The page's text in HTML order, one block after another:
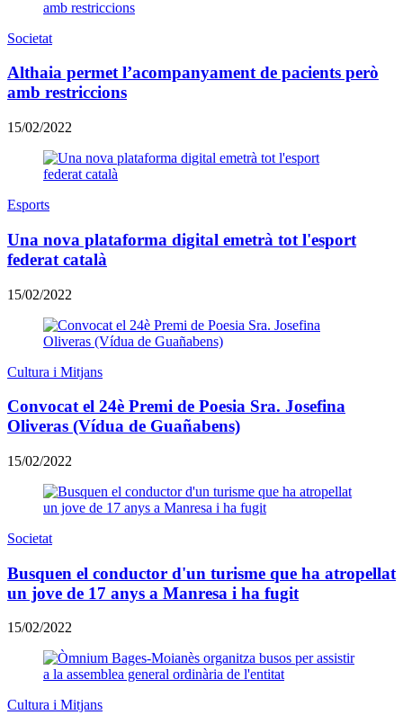
Societat
Althaia permet l’acompanyament de pacients però
amb restriccions
15/02/2022
Esports
Una nova plataforma digital emetrà tot l'esport
federat català
15/02/2022
Cultura i Mitjans
Convocat el 24è Premi de Poesia Sra. Josefina
Oliveras (Vídua de Guañabens)
15/02/2022
Societat
Busquen el conductor d'un turisme que ha atropellat
un jove de 17 anys a Manresa i ha fugit
15/02/2022
Cultura i Mitjans